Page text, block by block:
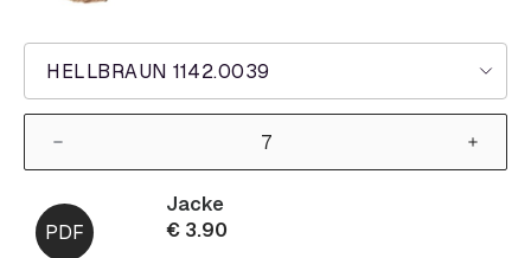
HELLBRAUN 1142.0039
Jacke
€ 3.90